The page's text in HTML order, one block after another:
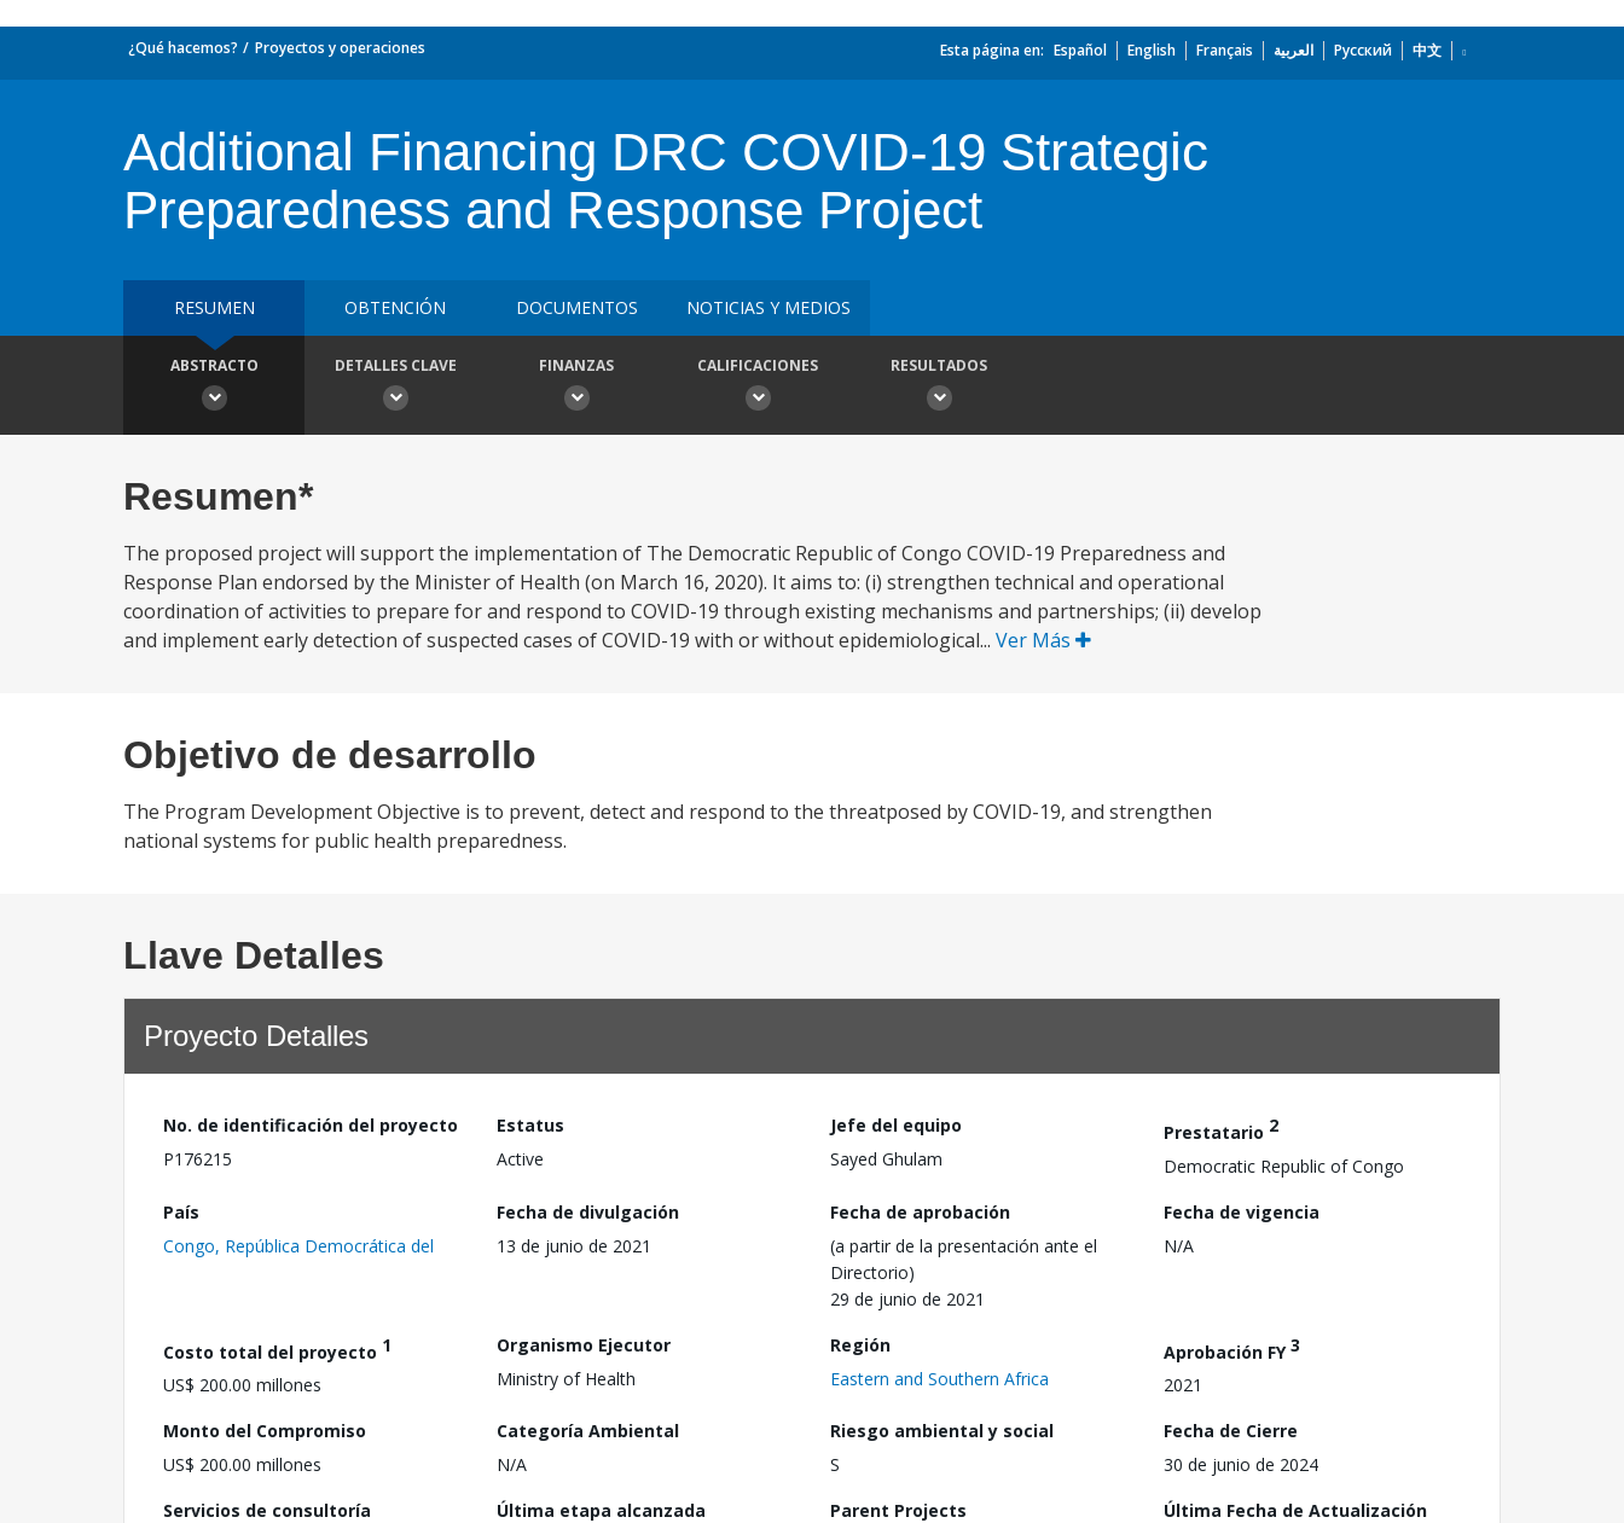
¿Qué hacemos? Proyectos y operaciones Esta página en: Español English Français العربية Русский 中文
Additional Financing DRC COVID-19 Strategic
Preparedness and Response Project
RESUMEN OBTENCIÓN DOCUMENTOS NOTICIAS Y MEDIOS
ABSTRACTO DETALLES CLAVE FINANZAS CALIFICACIONES RESULTADOS
Resumen*
The proposed project will support the implementation of The Democratic Republic of Congo COVID-19 Preparedness and
Response Plan endorsed by the Minister of Health (on March 16, 2020). It aims to: (i) strengthen technical and operational
coordination of activities to prepare for and respond to COVID-19 through existing mechanisms and partnerships; (ii) develop
and implement early detection of suspected cases of COVID-19 with or without epidemiological... Ver Más
Objetivo de desarrollo
The Program Development Objective is to prevent, detect and respond to the threatposed by COVID-19, and strengthen
national systems for public health preparedness.
Llave Detalles
Proyecto Detalles
No. de identificación del proyecto
P176215
Estatus
Active
Jefe del equipo
Sayed Ghulam
Prestatario 2
Democratic Republic of Congo
País
Congo, República Democrática del
Fecha de divulgación
13 de junio de 2021
Fecha de aprobación
(a partir de la presentación ante el
Directorio)
29 de junio de 2021
Fecha de vigencia
N/A
Costo total del proyecto 1
US$ 200.00 millones
Organismo Ejecutor
Ministry of Health
Región
Eastern and Southern Africa
Aprobación FY3
2021
Monto del Compromiso
US$ 200.00 millones
Categoría Ambiental
N/A
Riesgo ambiental y social
S
Fecha de Cierre
30 de junio de 2024
Servicios de consultoría
Última etapa alcanzada
Parent Projects
Última Fecha de Actualización